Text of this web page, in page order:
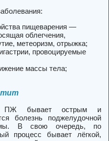
пищеварения —
облегчения,
метеоризм, отрыжка;
провоцируемые
массы тела;
ПЖ бывает острым и
болезнь поджелудочной
В свою очередь, по
процесс бывает лёгкой,